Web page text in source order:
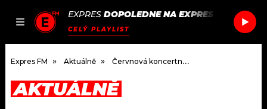
JAK
SEZNAM.CZ
EXPRES DOPOLEDNE NA EXPRES FM /MILKY
CELÝ PLAYLIST
DOMŮ
Expres FM Aktuálně Červnová koncertní smršť
AKTUÁLNĚ